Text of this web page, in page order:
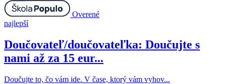
Overené
najlepší
Doučovateľ/doučovateľka: Doučujte s
nami až za 15 eur...
Doučujte to, čo vám ide. V čase, ktorý vám vyhov...